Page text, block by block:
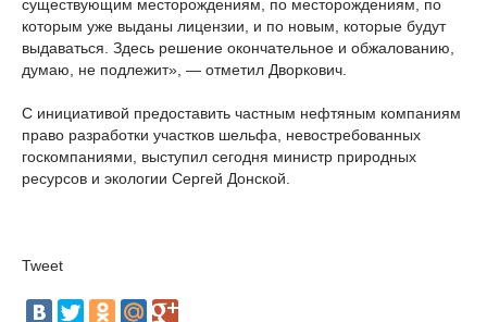
существующим месторождениям, по месторождениям, по
которым уже выданы лицензии, и по новым, которые будут
выдаваться. Здесь решение окончательное и обжалованию,
думаю, не подлежит», — отметил Дворкович.
С инициативой предоставить частным нефтяным компаниям
право разработки участков шельфа, невостребованных
госкомпаниями, выступил сегодня министр природных
ресурсов и экологии Сергей Донской.
Tweet